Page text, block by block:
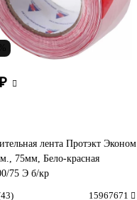
лента Протэкт Эконом
75мм, Бело-красная
75 Э б/кр
15967671